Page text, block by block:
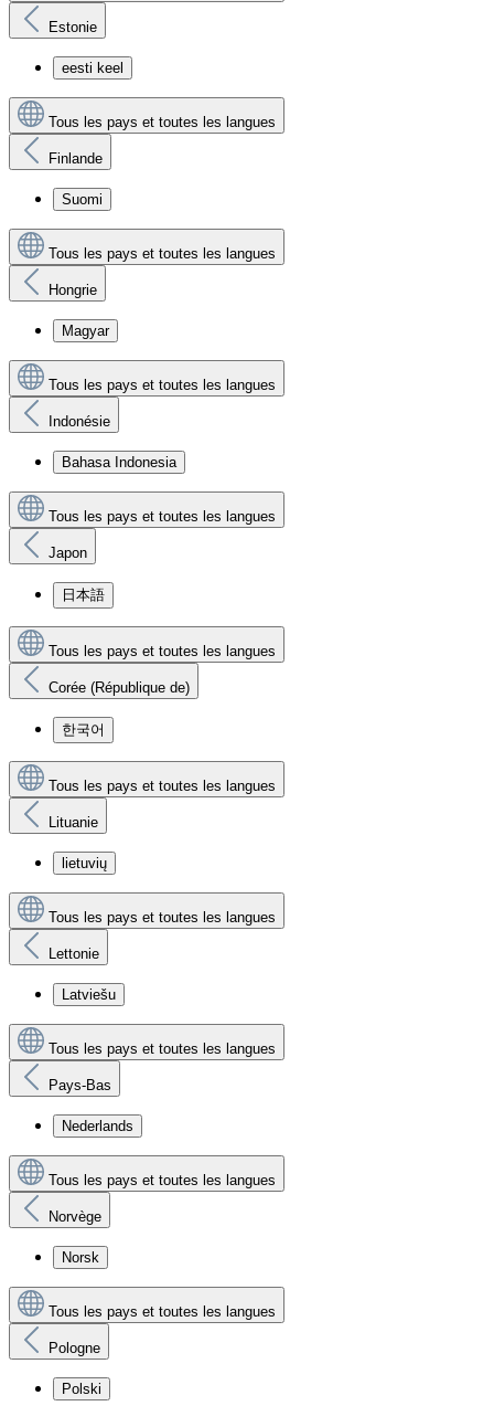
Estonie
eesti keel
Tous les pays et toutes les langues
Finlande
Suomi
Tous les pays et toutes les langues
Hongrie
Magyar
Tous les pays et toutes les langues
Indonésie
Bahasa Indonesia
Tous les pays et toutes les langues
Japon
日本語
Tous les pays et toutes les langues
Corée (République de)
한국어
Tous les pays et toutes les langues
Lituanie
lietuvių
Tous les pays et toutes les langues
Lettonie
Latviešu
Tous les pays et toutes les langues
Pays-Bas
Nederlands
Tous les pays et toutes les langues
Norvège
Norsk
Tous les pays et toutes les langues
Pologne
Polski